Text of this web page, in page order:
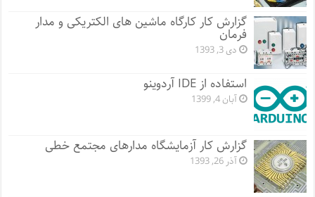
گزارش کار کارگاه ماشین های الکتریکی و مدار
فرمان
دی 3, 1393
استفاده از IDE آردوینو
آبان 4, 1399
گزارش کار آزمایشگاه مدارهای مجتمع خطی
آذر 26, 1393